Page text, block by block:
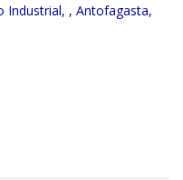
Industrial, , Antofagasta,